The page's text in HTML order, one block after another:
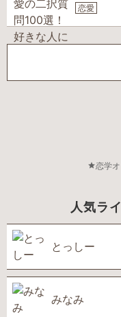
恋愛
恋学
人気ラ
とっしー
みなみ